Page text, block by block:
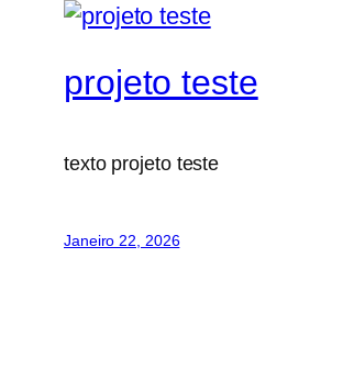
projeto teste
texto projeto teste
Janeiro 22, 2026